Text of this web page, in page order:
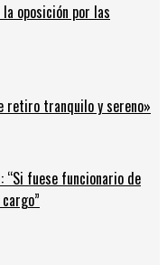
oposición por las
retiro tranquilo y sereno»
“Si fuese funcionario de